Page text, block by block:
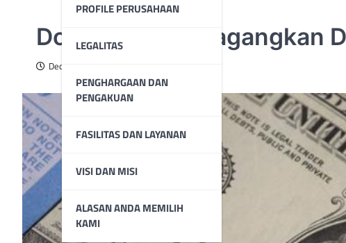
PROFILE PERUSAHAAN
LEGALITAS
PENGHARGAAN DAN
PENGAKUAN
FASILITAS DAN LAYANAN
VISI DAN MISI
ALASAN ANDA MEMILIH
KAMI
Dolar AS Diperdagangkan
December 24, 2024